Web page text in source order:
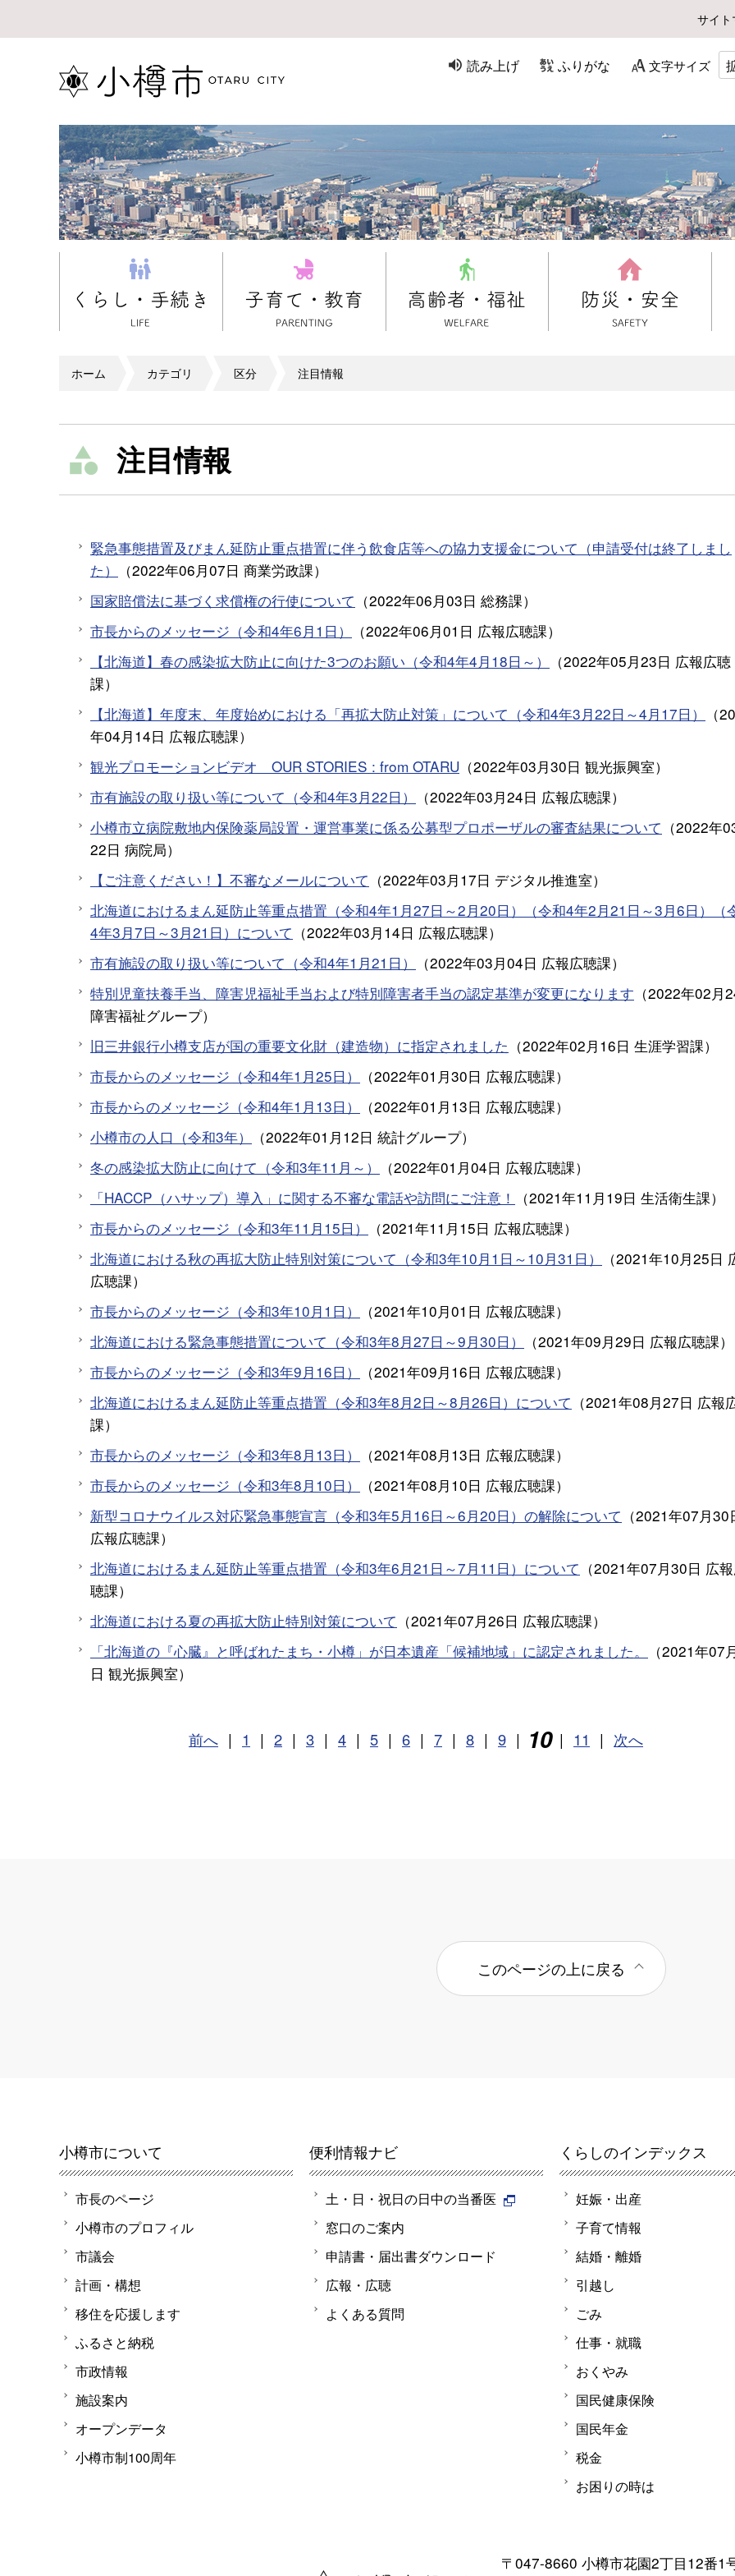
サイ
読み上げ ふりがな 文字サイズ
ホーム カテゴリ 区分 注目情報
注目情報
緊急事態措置及びまん延防止重点措置に伴う飲食店等への協力支援金について（申請受付は終了しまし
た）
（2022年06月07日 商業労政課）
国家賠償法に基づく求償権の行使について （2022年06月03日 総務課）
市長からのメッセージ（令和4年6月1日）
（2022年06月01日 広報広聴課）
【北海道】春の感染拡大防止に向けた3つのお願い（令和4年4月18日～）
（2022年05月23日 広報広聴
課）
【北海道】年度末、年度始めにおける「再拡大防止対策」について（令和4年3月22日～4月17日）
（
年04月14日 広報広聴課）
観光プロモーションビデオ OUR STORIES : from OTARU （2022年03月30日 観光振興室）
市有施設の取り扱い等について（令和4年3月22日）
（2022年03月24日 広報広聴課）
小樽市立病院敷地内保険薬局設置・運営事業に係る公募型プロポーザルの審査結果について （2022年
22日 病院局）
【ご注意ください！】不審なメールについて （2022年03月17日 デジタル推進室）
北海道におけるまん延防止等重点措置（令和4年1月27日～2月20日）（令和4年2月21日～3月6日）（
4年3月7日～3月21日）について （2022年03月14日 広報広聴課）
市有施設の取り扱い等について（令和4年1月21日）
（2022年03月04日 広報広聴課）
特別児童扶養手当、障害児福祉手当および特別障害者手当の認定基準が変更になります （2022年02月
障害福祉グループ）
旧三井銀行小樽支店が国の重要文化財（建造物）に指定されました （2022年02月16日 生涯学習課）
市長からのメッセージ（令和4年1月25日）
（2022年01月30日 広報広聴課）
市長からのメッセージ（令和4年1月13日）
（2022年01月13日 広報広聴課）
小樽市の人口（令和3年）
（2022年01月12日 統計グループ）
冬の感染拡大防止に向けて（令和3年11月～）
（2022年01月04日 広報広聴課）
「HACCP（ハサップ）導入」に関する不審な電話や訪問にご注意！
（2021年11月19日 生活衛生課）
市長からのメッセージ（令和3年11月15日）
（2021年11月15日 広報広聴課）
北海道における秋の再拡大防止特別対策について（令和3年10月1日～10月31日）
（2021年10月25日
広聴課）
市長からのメッセージ（令和3年10月1日）
（2021年10月01日 広報広聴課）
北海道における緊急事態措置について（令和3年8月27日～9月30日）
（2021年09月29日 広報広聴課）
市長からのメッセージ（令和3年9月16日）
（2021年09月16日 広報広聴課）
北海道におけるまん延防止等重点措置（令和3年8月2日～8月26日）について （2021年08月27日 広報
課）
市長からのメッセージ（令和3年8月13日）
（2021年08月13日 広報広聴課）
市長からのメッセージ（令和3年8月10日）
（2021年08月10日 広報広聴課）
新型コロナウイルス対応緊急事態宣言（令和3年5月16日～6月20日）の解除について （2021年07月30
広報広聴課）
北海道におけるまん延防止等重点措置（令和3年6月21日～7月11日）について （2021年07月30日 広
聴課）
北海道における夏の再拡大防止特別対策について （2021年07月26日 広報広聴課）
「北海道の『心臓』と呼ばれたまち・小樽」が日本遺産「候補地域」に認定されました。
（2021年07
日 観光振興室）
前へ | 1 | 2 | 3 | 4 | 5 | 6 | 7 | 8 | 9 | 10 | 11 | 次へ
このページの上に戻る
小樽市について
市長のページ
小樽市のプロフィル
市議会
計画・構想
移住を応援します
ふるさと納税
市政情報
施設案内
オープンデータ
小樽市制100周年
便利情報ナビ
土・日・祝日の日中の当番医
窓口のご案内
申請書・届出書ダウンロード
広報・広聴
よくある質問
くらしのインデックス
妊娠・出産
子育て情報
結婚・離婚
引越し
ごみ
仕事・就職
おくやみ
国民健康保険
国民年金
税金
お困りの時は
〒047-8660 小樽市花園2丁目12番1